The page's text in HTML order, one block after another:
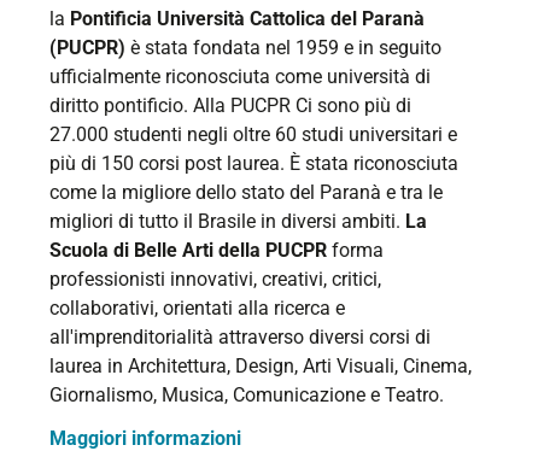
la Pontificia Università Cattolica del Paranà
(PUCPR) è stata fondata nel 1959 e in seguito
ufficialmente riconosciuta come università di
diritto pontificio. Alla PUCPR Ci sono più di
27.000 studenti negli oltre 60 studi universitari e
più di 150 corsi post laurea. È stata riconosciuta
come la migliore dello stato del Paranà e tra le
migliori di tutto il Brasile in diversi ambiti. La
Scuola di Belle Arti della PUCPR forma
professionisti innovativi, creativi, critici,
collaborativi, orientati alla ricerca e
all'imprenditorialità attraverso diversi corsi di
laurea in Architettura, Design, Arti Visuali, Cinema,
Giornalismo, Musica, Comunicazione e Teatro.
Maggiori informazioni